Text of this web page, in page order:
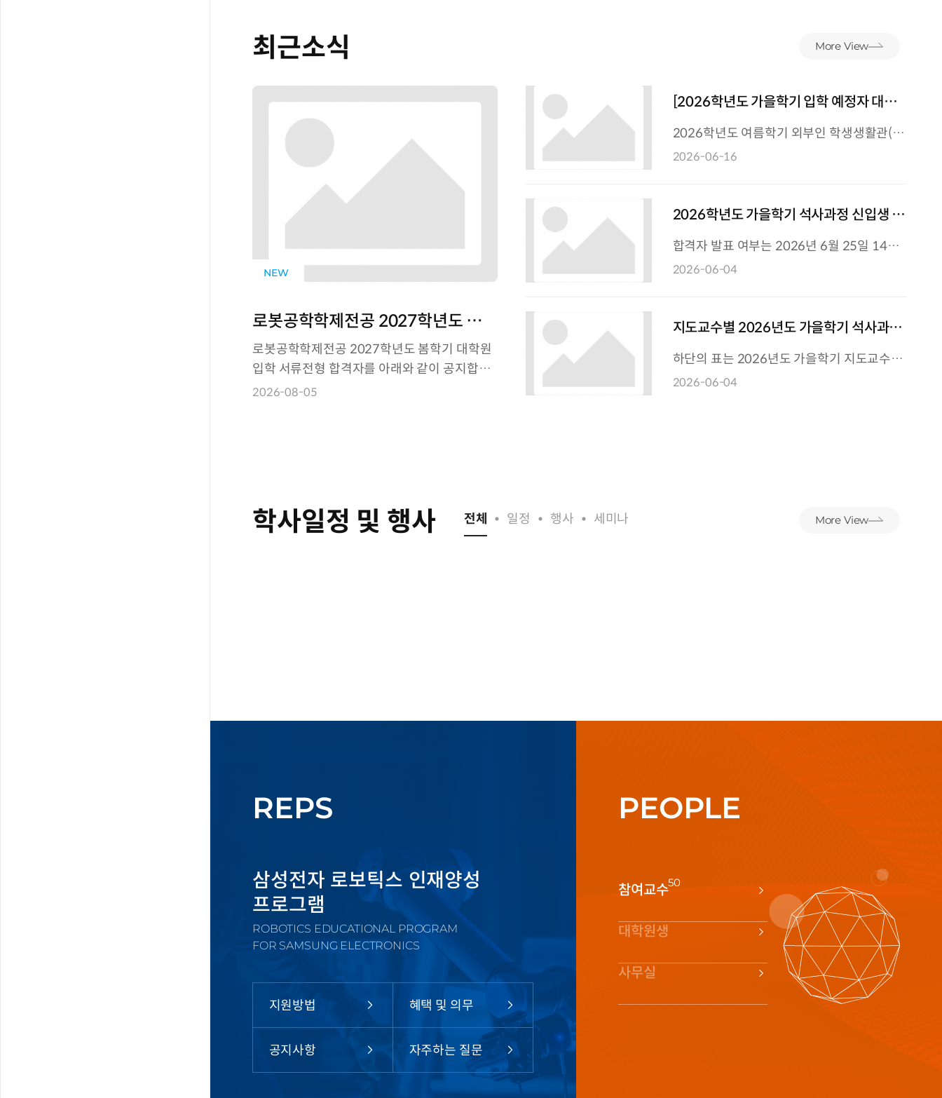
최근소식
NEW
로봇공학학제전공 2027학년도 봄학
기 대학원 입학 1단계[서류전형] 합
격자 공지
로봇공학학제전공 2027학년도 봄학기 대학원
입학 서류전형 합격자를 아래와 같이 공지합니
다. 서류전형 합격자께서는 하기 면접대기일
2026-08-05
NEW
[2026학년도 가을학기 입학 예정자 대상]
2026학년도 여름학기 외부인 학생생활관
(본원) 운영 안내
2026학년도 여름학기 외부인 학생생활관(본
원) 운영 안내 - 대상 : 2026년도 가을학기
2026-06-16
NEW
2026학년도 가을학기 석사과정 신입생 지
도교수 배정 절차 안내
합격자 발표 여부는 2026년 6월 25일 14시
이후 직접 조회가 가능하오니, 입학처 공지사
2026-06-04
NEW
지도교수별 2026년도 가을학기 석사과정
선발 가능 학생 T/O
하단의 표는 2026년도 가을학기 지도교수님
당 최대 선발 가능한 학생 수를 의미합니다.
2026-06-04
More View
학사일정 및 행사 전체 일정 행사 세미나 More View
REPS
삼성전자 로보틱스 인재양성
프로그램
ROBOTICS EDUCATIONAL PROGRAM
FOR SAMSUNG ELECTRONICS
지원방법 혜택 및 의무
공지사항 자주하는 질문
PEOPLE
참여교수50
대학원생
사무실